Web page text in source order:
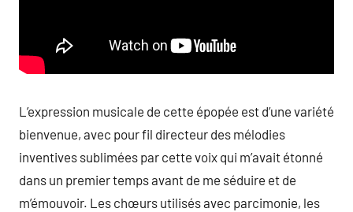
L’expression musicale de cette épopée est d’une variété
bienvenue, avec pour fil directeur des mélodies
inventives sublimées par cette voix qui m’avait étonné
dans un premier temps avant de me séduire et de
m’émouvoir. Les chœurs utilisés avec parcimonie, les